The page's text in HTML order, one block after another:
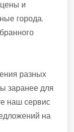
и
города.
разных
заранее для
наш сервис
на